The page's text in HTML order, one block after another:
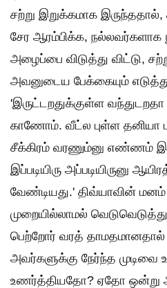
சற்று இறுக்கமாக
சேர ஆரம்பிக்க, நல்லவர்களாக
அழைப்பை விடுத்து விட்டு,
அவனுடைய பேக்கையும்
'இருட்டறதுக்குள்ள
காணோம். வீட்ல புள்ள தனியா
சீக்கிரம் வரணும்னு எண்ணம்
இப்படியிரு அப்படியிருனு
வேண்டியது.' திவ்யாவின்
முறையில்லாமல்
பெற்றோர் வரத்
அவர்களுக்கு நேர்ந்த முடிவை
உணர்த்தியதோ? ஏதோ ஒன்று